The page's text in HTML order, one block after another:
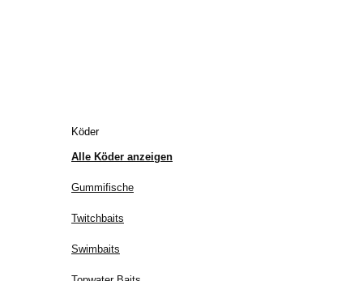
Köder
Alle Köder anzeigen
Gummifische
Twitchbaits
Swimbaits